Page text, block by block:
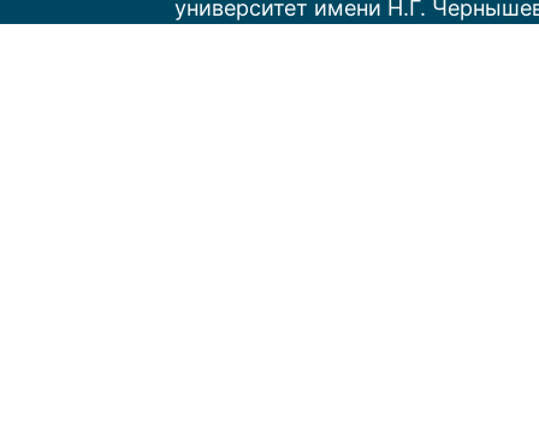
университет имени Н.Г.